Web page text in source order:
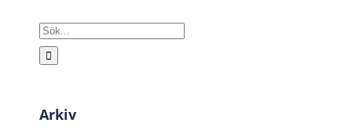
Sök
efter:
Arkiv